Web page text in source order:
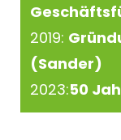
2019:
(Sander)
2023:50